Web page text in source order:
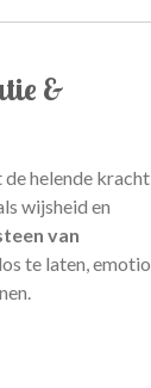
&
helende kracht
wijsheid en
van
te laten,